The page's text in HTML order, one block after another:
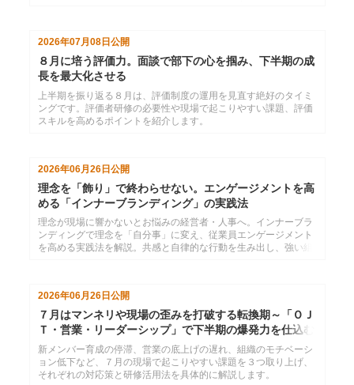
2026年07月08日 公開
８月に培う評価力。面談で部下の心を掴み、下半期の成
長を最大化させる
上半期を振り返る８月は、評価制度の運用を見直す絶好のタイミ
ングです。評価者研修の必要性や現場で起こりやすい課題、評価
スキルを高めるポイントを紹介します。
2026年06月26日 公開
理念を「飾り」で終わらせない。エンゲージメントを高
める「インナーブランディング」の実践法
理念が現場に響かないとお悩みの経営者・人事へ。インナーブラ
ンディングで理念を「自分事」に変え、従業員エンゲージメント
を高める実践法を解説。共感と自律的な行動を生み出し、強い組
2026年06月26日 公開
７月はマンネリや現場の歪みを打破する転換期～「ＯＪ
Ｔ・営業・リーダーシップ」で下半期の爆発力を仕込む
新メンバー育成の停滞、営業の底上げの遅れ、組織のモチベーシ
ョン低下など、７月の現場で起こりやすい課題を３つ取り上げ、
それぞれの対応策と研修活用法を具体的に解説します。